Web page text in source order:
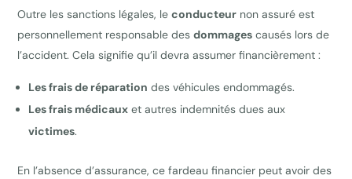
Outre les sanctions légales, leconducteur non assuré est
personnellement responsable desdommages causés lors de
l’accident. Cela signifie qu’il devra assumer financièrement :
Les frais de réparation des véhicules endommagés.
Les frais médicaux et autres indemnités dues aux
victimes.
En l’absence d’assurance, ce fardeau financier peut avoir des